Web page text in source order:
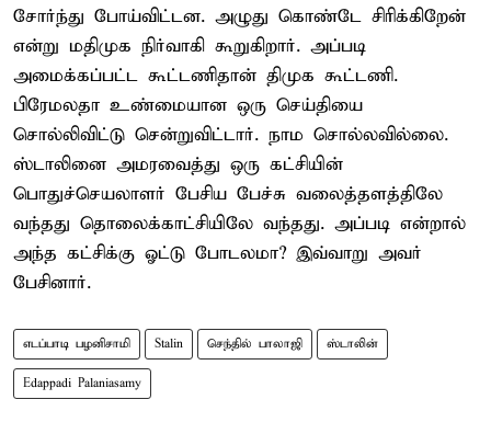
சோர்ந்து போய்விட்டன. அழுது கொண்டே சிரிக்கிறேன்
என்று மதிமுக நிர்வாகி கூறுகிறார். அப்படி
அமைக்கப்பட்ட கூட்டணிதான் திமுக கூட்டணி.
பிரேமலதா உண்மையான ஒரு செய்தியை
சொல்லிவிட்டு சென்றுவிட்டார். நாம சொல்லவில்லை.
ஸ்டாலினை அமரவைத்து ஒரு கட்சியின்
பொதுச்செயலாளர் பேசிய பேச்சு வலைத்தளத்திலே
வந்தது தொலைக்காட்சியிலே வந்தது. அப்படி என்றால்
அந்த கட்சிக்கு ஓட்டு போடலமா? இவ்வாறு அவர்
பேசினார்.
எடப்பாடி பழனிசாமி Stalin செந்தில் பாலாஜி ஸ்டாலின்
Edappadi Palaniasamy